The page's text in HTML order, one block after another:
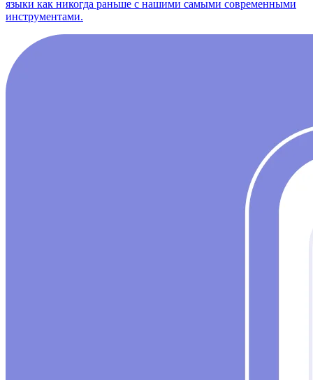
языки как никогда раньше с нашими самыми современными
инструментами.